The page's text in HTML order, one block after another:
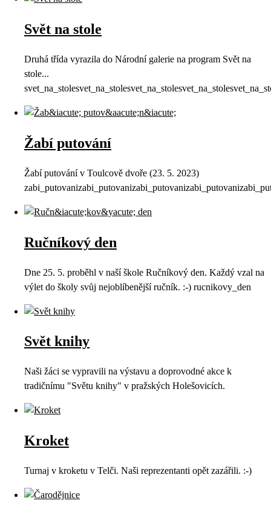
Svět na stole
Druhá třída vyrazila do Národní galerie na program Svět na
stole...
Žabí putování
Žabí putování v Toulcově dvoře (23. 5. 2023)
Ručníkový den
Dne 25. 5. proběhl v naší škole Ručníkový den. Každý vzal na
výlet do školy svůj nejoblíbenější ručník. :-) rucnikovy_den
Svět knihy
Naši žáci se vypravili na výstavu a doprovodné akce k
tradičnímu "Světu knihy" v pražských Holešovicích.
Kroket
Turnaj v kroketu v Telči. Naši reprezentanti opět zazářili. :-)